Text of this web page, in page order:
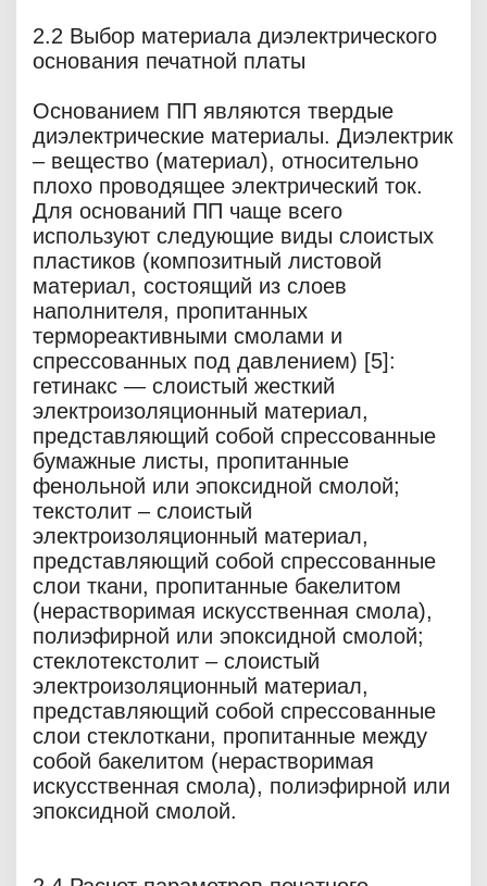
2.2 Выбор материала диэлектрического
основания печатной платы
Основанием ПП являются твердые
диэлектрические материалы. Диэлектрик
– вещество (материал), относительно
плохо проводящее электрический ток.
Для оснований ПП чаще всего
используют следующие виды слоистых
пластиков (композитный листовой
материал, состоящий из слоев
наполнителя, пропитанных
термореактивными смолами и
спрессованных под давлением) [5]:
гетинакс — слоистый жесткий
электроизоляционный материал,
представляющий собой спрессованные
бумажные листы, пропитанные
фенольной или эпоксидной смолой;
текстолит – слоистый
электроизоляционный материал,
представляющий собой спрессованные
слои ткани, пропитанные бакелитом
(нерастворимая искусственная смола),
полиэфирной или эпоксидной смолой;
стеклотекстолит – слоистый
электроизоляционный материал,
представляющий собой спрессованные
слои стеклоткани, пропитанные между
собой бакелитом (нерастворимая
искусственная смола), полиэфирной или
эпоксидной смолой.